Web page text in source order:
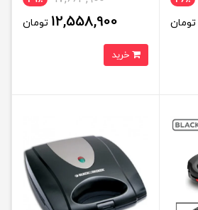
تومان 12,558,900 تومان